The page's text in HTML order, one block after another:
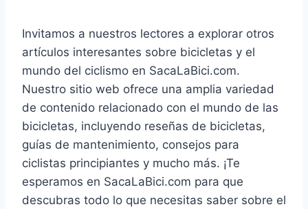
Invitamos a nuestros lectores a explorar otros
artículos interesantes sobre bicicletas y el
mundo del ciclismo en SacaLaBici.com.
Nuestro sitio web ofrece una amplia variedad
de contenido relacionado con el mundo de las
bicicletas, incluyendo reseñas de bicicletas,
guías de mantenimiento, consejos para
ciclistas principiantes y mucho más. ¡Te
esperamos en SacaLaBici.com para que
descubras todo lo que necesitas saber sobre el